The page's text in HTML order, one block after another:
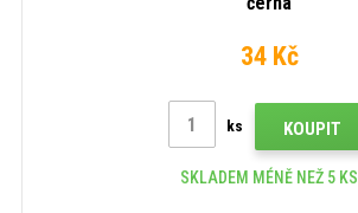
34 Kč
ks KOUPIT
SKLADEM MÉNĚ NEŽ 5 KS